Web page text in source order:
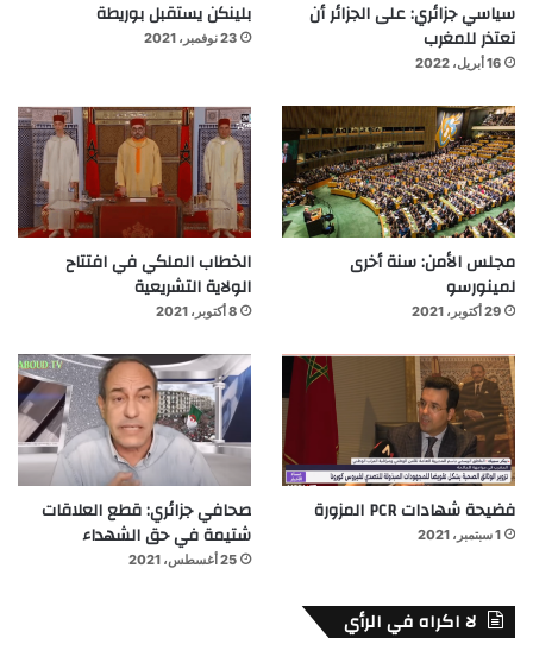
سياسي جزائري: على الجزائر أن
تعتذر للمغرب
16 أبريل، 2022
بلينكن يستقبل بوريطة
23 نوفمبر، 2021
مجلس الأمن: سنة أخرى
لمينورسو
29 أكتوبر، 2021
الخطاب الملكي في افتتاح
الولاية التشريعية
8 أكتوبر، 2021
فضيحة شهادات PCR المزورة
1 سبتمبر، 2021
صحافي جزائري: قطع العلاقات
شتيمة في حق الشهداء
25 أغسطس، 2021
لا اكراه في الرأي